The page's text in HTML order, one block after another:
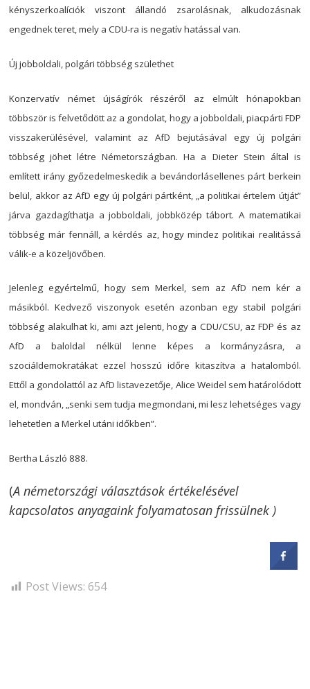
kényszerkoalíciók viszont állandó zsarolásnak, alkudozásnak
engednek teret, mely a CDU-ra is negatív hatással van.
Új jobboldali, polgári többség születhet
Konzervatív német újságírók részéről az elmúlt hónapokban
többször is felvetődött az a gondolat, hogy a jobboldali, piacpárti FDP
visszakerülésével, valamint az AfD bejutásával egy új polgári
többség jöhet létre Németországban. Ha a Dieter Stein által is
említett irány győzedelmeskedik a bevándorlásellenes párt berkein
belül, akkor az AfD egy új polgári pártként, „a politikai értelem útját”
járva gazdagíthatja a jobboldali, jobbközép tábort. A matematikai
többség már fennáll, a kérdés az, hogy mindez politikai realitássá
válik-e a közeljövőben.
Jelenleg egyértelmű, hogy sem Merkel, sem az AfD nem kér a
másikból. Kedvező viszonyok esetén azonban egy stabil polgári
többség alakulhat ki, ami azt jelenti, hogy a CDU/CSU, az FDP és az
AfD a baloldal nélkül lenne képes a kormányzásra, a
szociáldemokratákat ezzel hosszú időre kitaszítva a hatalomból.
Ettől a gondolattól az AfD listavezetője, Alice Weidel sem határolódott
el, mondván, „senki sem tudja megmondani, mi lesz lehetséges vagy
lehetetlen a Merkel utáni időkben”.
Bertha László 888.
(A németországi választások értékelésével
kapcsolatos anyagaink folyamatosan frissülnek )
Post Views: 654
Bejegyzés